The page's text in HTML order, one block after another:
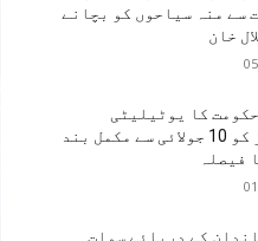
سے منہ سیاحوں کو بچانے
خان
کا یوٹیلیٹی
اسٹورز کو 10 جولائی سے مکمل بند
فیصلہ
کے دریائے سوات